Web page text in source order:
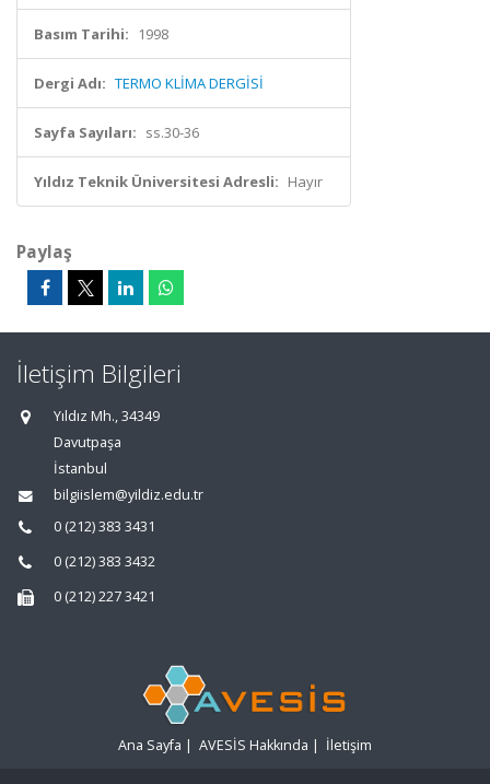
Basım Tarihi: 1998
Dergi Adı: TERMO KLİMA DERGİSİ
Sayfa Sayıları: ss.30-36
Yıldız Teknik Üniversitesi Adresli: Hayır
Paylaş
İletişim Bilgileri
Yıldız Mh., 34349
Davutpaşa
İstanbul
bilgiislem@yildiz.edu.tr
0 (212) 383 3431
0 (212) 383 3432
0 (212) 227 3421
Ana Sayfa | AVESİS Hakkında | İletişim